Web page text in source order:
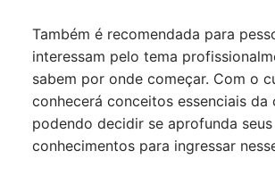
Também é recomendada para
interessam pelo tema
sabem por onde começar. Com o
conhecerá conceitos essenciais da
podendo decidir se aprofunda seus
conhecimentos para ingressar